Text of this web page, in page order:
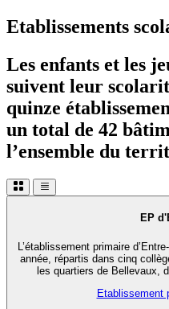
Etablissements
Les enfants et les
suivent leur
quinze
un total de 42
l’ensemble du
EP
L’établissement primaire
année, répartis dans cinq
les quartiers de Bellevaux,
Etablissement